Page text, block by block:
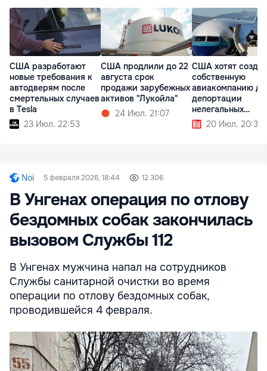
США разработают
новые требования к
автодверям после
смертельных случаев
в Tesla
23 Июл. 22:53
США продлили до 22
августа срок
продажи зарубежных
активов "Лукойла"
24 Июл. 21:07
США хотят
собственную
авиакомпанию
депортации
нелегальных
мигрантов
20 Июл. 20:32
Noi 5 февраля 2026, 18:44 12 306
В Унгенах операция по отлову
бездомных собак закончилась
вызовом Службы 112
В Унгенах мужчина напал на сотрудников
Службы санитарной очистки во время
операции по отлову бездомных собак,
проводившейся 4 февраля.